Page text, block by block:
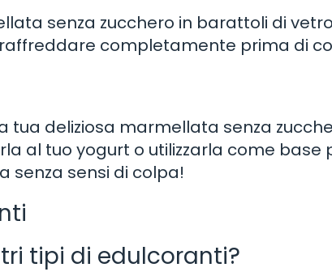
senza zucchero in barattoli di
completamente prima di
tua deliziosa marmellata senza
al tuo yogurt o utilizzarla come base
senza sensi di colpa!
tipi di edulcoranti?